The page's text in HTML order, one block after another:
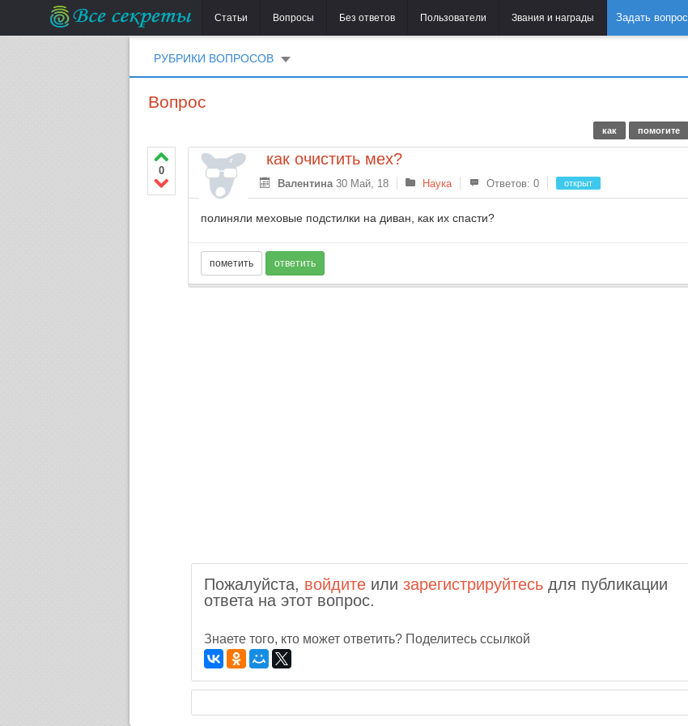
Задать вопрос
Статьи Вопросы Без ответов Пользователи Звания и награды
РУБРИКИ ВОПРОСОВ
Вопрос
как помогите
0
как очистить мех?
Валентина 30 Май, 18 Наука Ответов: 0 открыт
полиняли меховые подстилки на диван, как их спасти?
Пожалуйста, войдите или зарегистрируйтесь для публикации
ответа на этот вопрос.
Знаете того, кто может ответить? Поделитесь ссылкой